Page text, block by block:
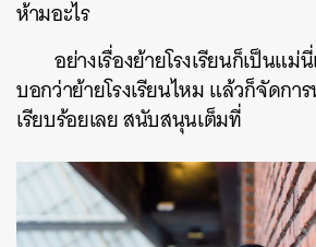
ห้ามอะไร
อย่างเรื่องย้ายโรงเรียนก็เป็นแ
บอกว่าย้ายโรงเรียนไหม แล้วก็จัดการ
เรียบร้อยเลย สนับสนุนเต็มที่